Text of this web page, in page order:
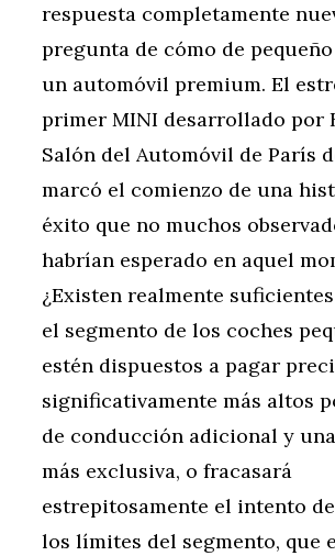
respuesta completamente
pregunta de cómo de
un automóvil premium. El
primer MINI desarrollado por
Salón del Automóvil de París
marcó el comienzo de una
éxito que no muchos
habrían esperado en aquel
¿Existen realmente
el segmento de los coches
estén dispuestos a pagar
significativamente más altos
de conducción adicional y
más exclusiva, o fracasará
estrepitosamente el intento
los límites del segmento, que